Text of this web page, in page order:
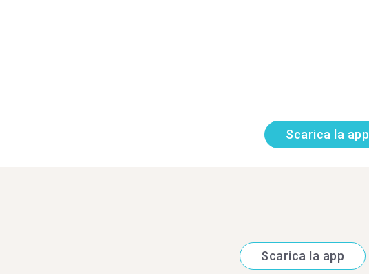
Scarica la app
Scarica la app